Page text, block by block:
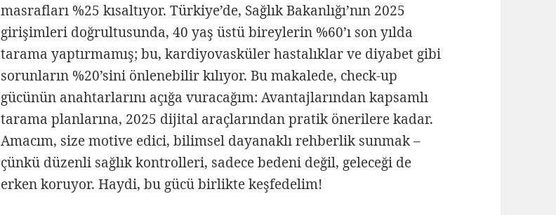
masrafları %25 kısaltıyor. Türkiye’de, Sağlık Bakanlığı’nın 2025
girişimleri doğrultusunda, 40 yaş üstü bireylerin %60’ı son yılda
tarama yaptırmamış; bu, kardiyovasküler hastalıklar ve diyabet gibi
sorunların %20’sini önlenebilir kılıyor. Bu makalede, check-up
gücünün anahtarlarını açığa vuracağım: Avantajlarından kapsamlı
tarama planlarına, 2025 dijital araçlarından pratik önerilere kadar.
Amacım, size motive edici, bilimsel dayanaklı rehberlik sunmak –
çünkü düzenli sağlık kontrolleri, sadece bedeni değil, geleceği de
erken koruyor. Haydi, bu gücü birlikte keşfedelim!